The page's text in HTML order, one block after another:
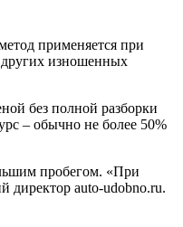
применяется при
других изношенных
без полной разборки
– обычно не более 50%
пробегом. «При
директор auto-udobno.ru.